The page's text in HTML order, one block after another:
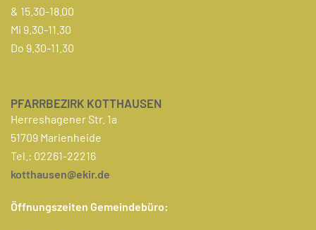
& 15.30-18.00
Mi 9.30-11.30
Do 9.30-11.30
PFARRBEZIRK KOTTHAUSEN
Herreshagener Str. 1a
51709 Marienheide
Tel.: 02261-22216
kotthausen@ekir.de
Öffnungszeiten Gemeindebüro: